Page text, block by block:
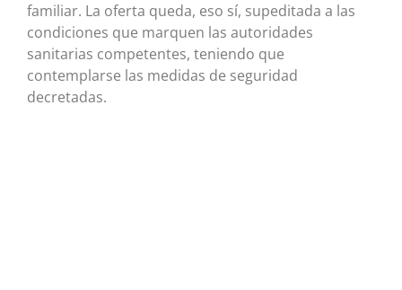
familiar. La oferta queda, eso sí, supeditada a las
condiciones que marquen las autoridades
sanitarias competentes, teniendo que
contemplarse las medidas de seguridad
decretadas.